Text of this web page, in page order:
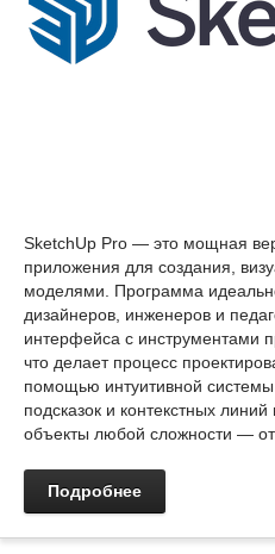
SketchUp Pro — это мощная
приложения для создания,
моделями. Программа
дизайнеров, инженеров и
интерфейса с инструментами
что делает процесс
помощью интуитивной
подсказок и контекстных
объекты любой сложности —
Подробнее